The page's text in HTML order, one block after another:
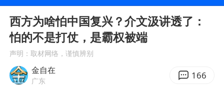
法国将禁止“未经同意的电话营销”
Play
西方为啥怕中国复兴？介文汲讲透了：
怕的不是打仗，是霸权被端
声明：取材网络，谨慎辨别
金自在
广东 166